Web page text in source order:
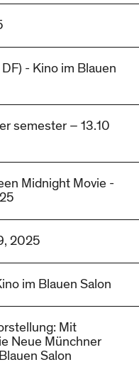
- Kino im Blauen
semester – 13.10
Midnight Movie -
2025
im Blauen Salon
Mit
Neue Münchner
Salon